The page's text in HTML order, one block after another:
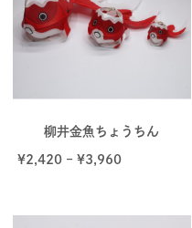
柳井金魚ちょうちん
¥2,420– ¥3,960